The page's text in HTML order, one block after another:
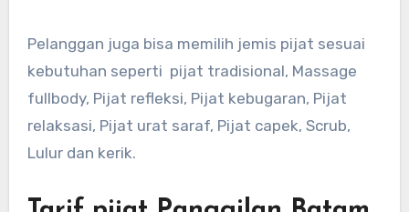
Pelanggan juga bisa memilih jemis pijat sesuai
kebutuhan seperti pijat tradisional, Massage
fullbody, Pijat refleksi, Pijat kebugaran, Pijat
relaksasi, Pijat urat saraf, Pijat capek, Scrub,
Lulur dan kerik.